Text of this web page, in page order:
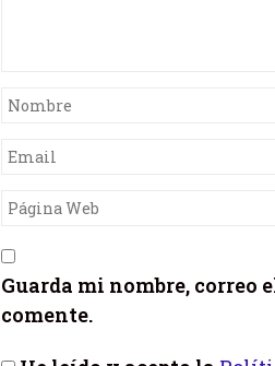
Guarda mi nombre, correo
comente.